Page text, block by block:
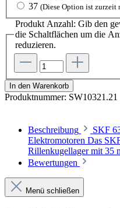
37 (Diese Option ist zurzeit
Produkt Anzahl: Gib den
die Schaltflächen um die
reduzieren.
In den Warenkorb
Produktnummer: SW10321.21
Beschreibung
SKF
Elektromotoren Das
Rillenkugellager mit
Bewertungen
Menü schließen